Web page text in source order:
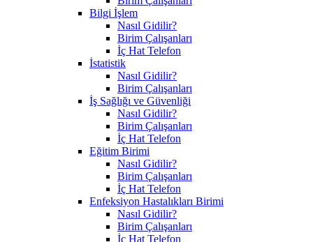
Bilgi İşlem
Nasıl Gidilir?
Birim Çalışanları
İç Hat Telefon
İstatistik
Nasıl Gidilir?
Birim Çalışanları
İş Sağlığı ve Güvenliği
Nasıl Gidilir?
Birim Çalışanları
İç Hat Telefon
Eğitim Birimi
Nasıl Gidilir?
Birim Çalışanları
İç Hat Telefon
Enfeksiyon Hastalıkları Birimi
Nasıl Gidilir?
Birim Çalışanları
İç Hat Telefon